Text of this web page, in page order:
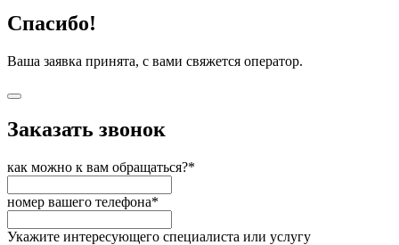
Спасибо!
Ваша заявка принята, с вами свяжется оператор.
Заказать звонок
как можно к вам обращаться?*
номер вашего телефона*
Укажите интересующего специалиста или услугу